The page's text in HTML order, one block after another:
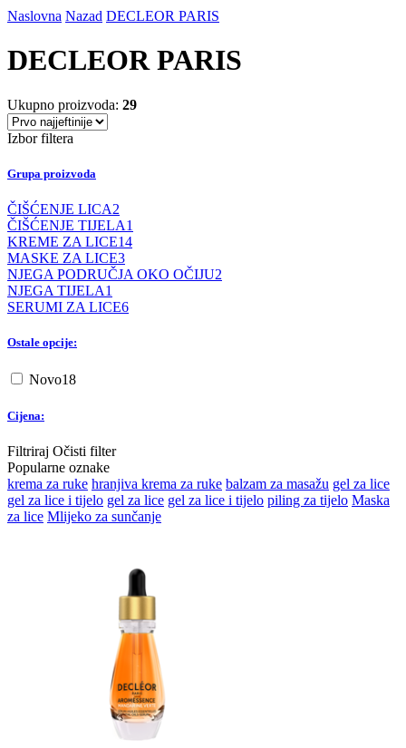
Naslovna Nazad DECLEOR PARIS
DECLEOR PARIS
Ukupno proizvoda: 29
Izbor filtera
Grupa proizvoda
ČIŠĆENJE LICA2
ČIŠĆENJE TIJELA1
KREME ZA LICE14
MASKE ZA LICE3
NJEGA PODRUČJA OKO OČIJU2
NJEGA TIJELA1
SERUMI ZA LICE6
Ostale opcije:
Novo18
Cijena:
Filtriraj Očisti filter
Popularne oznake
krema za ruke hranjiva krema za ruke balzam za masažu gel za lice
gel za lice i tijelo gel za lice gel za lice i tijelo piling za tijelo Maska
za lice Mlijeko za sunčanje